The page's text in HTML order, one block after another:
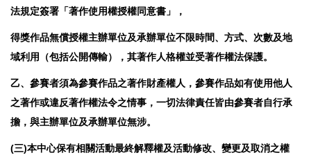
法規定簽署「著作使用權授權同意書」，
得獎作品無償授權主辦單位及承辦單位不限時間、方式、次數及地
域利用（包括公開傳輸），其著作人格權並受著作權法保護。
乙、參賽者須為參賽作品之著作財產權人，參賽作品如有使用他人
之著作或違反著作權法令之情事，一切法律責任皆由參賽者自行承
擔，與主辦單位及承辦單位無涉。
(三)本中心保有相關活動最終解釋權及活動修改、變更及取消之權